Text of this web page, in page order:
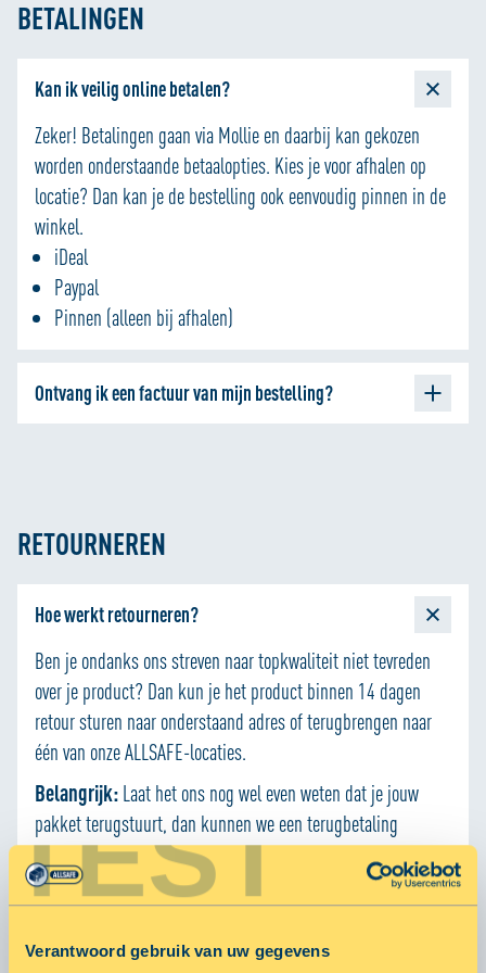
TEST
Verantwoord gebruik van uw gegevens
BETALINGEN
Kan ik veilig online betalen?
Zeker! Betalingen gaan via Mollie en daarbij kan gekozen
worden onderstaande betaalopties. Kies je voor afhalen op
locatie? Dan kan je de bestelling ook eenvoudig pinnen in de
winkel.
iDeal
Paypal
Pinnen (alleen bij afhalen)
Ontvang ik een factuur van mijn bestelling?
RETOURNEREN
Hoe werkt retourneren?
Ben je ondanks ons streven naar topkwaliteit niet tevreden
over je product? Dan kun je het product binnen 14 dagen
retour sturen naar onderstaand adres of terugbrengen naar
één van onzeALLSAFE-locaties.
Belangrijk: Laat het ons nog wel even weten dat je jouw
pakket terugstuurt, dan kunnen we een terugbetaling
verzorgen. Dit kan door te mailen naarwebshop@allsafe.nl.
Retouradres:
o.v.v. ordernummer XXX